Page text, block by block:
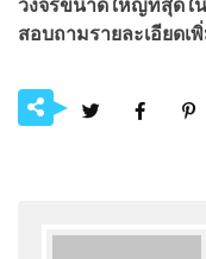
วงจรขนาดใหญ่ที่สุดใ
สอบถามรายละเอียดเ